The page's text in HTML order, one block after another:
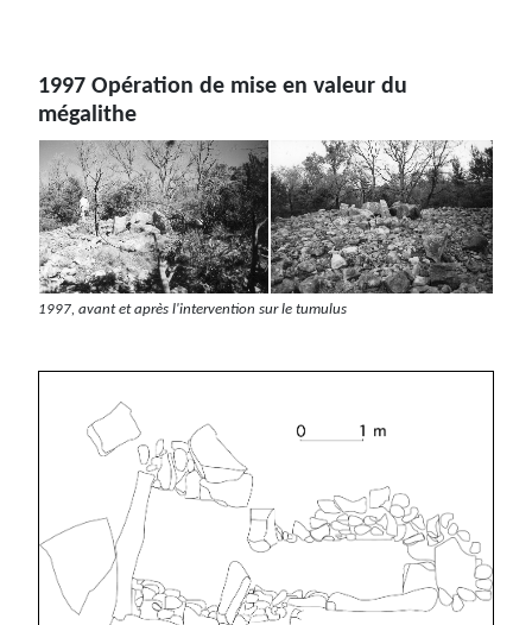
1997 Opération de mise en valeur du
mégalithe
1997, avant et après l'intervention sur le tumulus